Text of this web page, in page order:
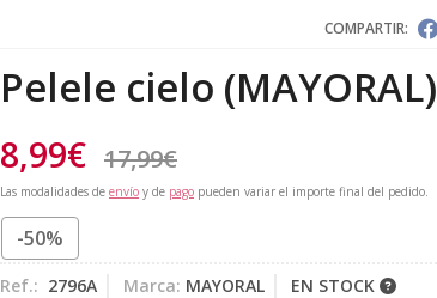
COMPARTIR:
Pelele cielo (MAYORAL)
8,99€ 17,99€
Las modalidades de envío y de pago pueden variar el importe final del pedido.
-50%
Ref.: 2796A Marca: MAYORAL EN STOCK